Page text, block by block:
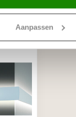
Aanpassen